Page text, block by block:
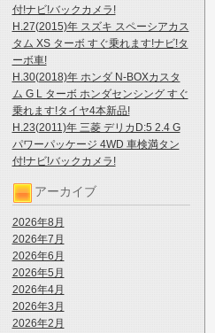
付!ナビ!バックカメラ!
H.27(2015)年 スズキ スペーシアカス
タム XS ターボ すぐ乗れます!ナビ!タ
ーボ車!
H.30(2018)年 ホンダ N-BOXカスタ
ム G L ターボ ホンダセンシング すぐ
乗れます!タイヤ4本新品!
H.23(2011)年 三菱 デリカD:5 2.4 G
パワーパッケージ 4WD 車検満タン
付!ナビ!バックカメラ!
アーカイブ
2026年8月
2026年7月
2026年6月
2026年5月
2026年4月
2026年3月
2026年2月